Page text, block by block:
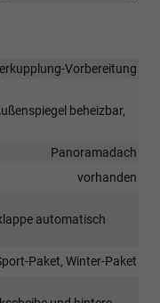
Vorbereitung
beheizbar,
Panoramadach
vorhanden
automatisch
Paket, Winter-Paket